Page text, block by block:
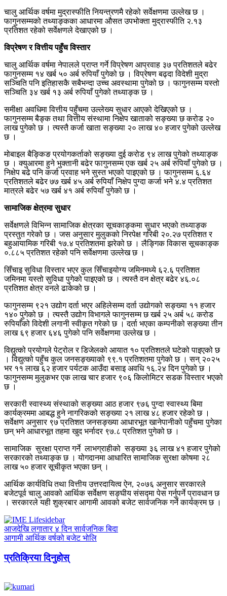
चालु आर्थिक वर्षमा मुद्रास्फीति नियन्त्रणमै रहेको सर्वेक्षणमा उल्लेख छ ।
फागुनसम्मको तथ्याङ्कका आधारमा औसत उपभोक्ता मुद्रास्फीति २.१३
प्रतिशत रहेको सर्वेक्षणले देखाएको छ ।
विप्रेषण र वित्तीय पहुँच विस्तार
चालु आर्थिक वर्षमा नेपालले प्राप्त गर्ने विप्रेषण आप्रवाह ३७ प्रतिशतले बढेर
फागुनसम्म १४ खर्ब ५० अर्ब रुपियाँ पुगेको छ । विप्रेषण बढ्दा विदेशी मुद्रा
सञ्चिति पनि इतिहासकै सबैभन्दा उच्च अवस्थामा पुगेको छ । फागुनसम्म यस्तो
सञ्चिति ३४ खर्ब १३ अर्ब रुपियाँ पुगेको तथ्याङ्क छ ।
समीक्षा अवधिमा वित्तीय पहुँचमा उल्लेख्य सुधार आएको देखिएको छ ।
फागुनसम्म बैङ्क तथा वित्तीय संस्थामा निक्षेप खाताको सङ्ख्या छ करोड २०
लाख पुगेको छ । त्यस्तै कर्जा खाता सङ्ख्या २० लाख ४० हजार पुगेको उल्लेख
छ ।
मोबाइल बैङ्किङ प्रयोगकर्ताको सङ्ख्या दुई करोड ९४ लाख पुगेको तथ्याङ्क
छ । क्युआरमा हुने भुक्तानी बढेर फागुनसम्म एक खर्ब २५ अर्ब रुपियाँ पुगेको छ ।
निक्षेप बढे पनि कर्जा प्रवाह भने सुस्त भएको पाइएको छ । फागुनसम्म ६.६४
प्रतिशतले बढेर ७७ खर्ब ४५ अर्ब रुपियाँ निक्षेप पुग्दा कर्जा भने ४.४ प्रतिशत
मात्रले बढेर ५७ खर्ब ४१ अर्ब रुपियाँ पुगेको छ ।
सामाजिक क्षेत्रमा सुधार
सर्वेक्षणले विभिन्न सामाजिक क्षेत्रका सूचकाङ्कमा सुधार भएको तथ्याङ्क
प्रस्तुत गरेको छ । जस अनुसार मुलुकको निरपेक्ष गरिबी २०.२७ प्रतिशत र
बहुआयामिक गरिबी १७.४ प्रतिशतमा झरेको छ । लैङ्गिक विकास सूचकाङ्क
०.८८५ प्रतिशत रहेको पनि सर्वेक्षणमा उल्लेख छ ।
सिँचाइ सुविधा विस्तार भएर कुल सिँचाइयोग्य जमिनमध्ये ६२.६ प्रतिशत
जमिनमा यस्तो सुविधा पुगेको पाइएको छ । त्यस्तै वन क्षेत्र बढेर ४६.०८
प्रतिशत क्षेत्र वनले ढाकेको छ ।
फागुनसम्म ९२१ उद्योग दर्ता भएर अहिलेसम्म दर्ता उद्योगको सङ्ख्या ११ हजार
१४० पुगेको छ । त्यस्तै उद्योग विभागले फागुनसम्म छ खर्ब २५ अर्ब ५८ करोड
रुपियाँको विदेशी लगानी स्वीकृत गरेको छ । दर्ता भएका कम्पनीको सङ्ख्या तीन
लाख ६९ हजार ६४६ पुगेको पनि सर्वेक्षणमा उल्लेख छ ।
विद्युत्को प्रयोगले पेट्रोल र डिजेलको आयात १० प्रतिशतले घटेको पाइएको छ
। विद्युत्को पहुँच कुल जनसङ्ख्याको ९९.१ प्रतिशतमा पुगेको छ । सन् २०२५
भर ११ लाख ६२ हजार पर्यटक आउँदा बसाइ अवधि १६.२४ दिन पुगेको छ ।
फागुनसम्म मुलुकभर एक लाख चार हजार ९०६ किलोमिटर सडक विस्तार भएको
छ ।
सरकारी स्वास्थ्य संस्थाको सङ्ख्या आठ हजार ९७६ पुग्दा स्वास्थ्य बिमा
कार्यक्रममा आबद्ध हुने नागरिकको सङ्ख्या २१ लाख ४८ हजार रहेको छ ।
सर्वेक्षण अनुसार ९७ प्रतिशत जनसङ्ख्या आधारभूत खानेपानीको पहुँचमा पुगेका
छन् भने आधारभूत तहमा खुद भर्नादर ९७.८ प्रतिशत पुगेको छ ।
सामाजिक सुरक्षा प्राप्त गर्ने लाभग्राहीको सङ्ख्या ३६ लाख ४१ हजार पुगेको
सरकारको तथ्याङ्क छ । योगदानमा आधारित सामाजिक सुरक्षा कोषमा २८
लाख ५० हजार सूचीकृत भएका छन् ।
आर्थिक कार्यविधि तथा वित्तीय उत्तरदायित्व ऐन, २०७६ अनुसार सरकारले
बजेटपूर्व चालु आवको आर्थिक सर्वेक्षण सङ्घीय संसद्मा पेस गर्नुपर्ने प्रावधान छ
। सरकारले यही शुक्रबार आगामी आवको बजेट सार्वजनिक गर्ने कार्यक्रम छ ।
आजदेखि लगातार ४ दिन सार्वजनिक बिदा
आगामी आर्थिक वर्षको बजेट भोलि
प्रतिक्रिया दिनुहोस्